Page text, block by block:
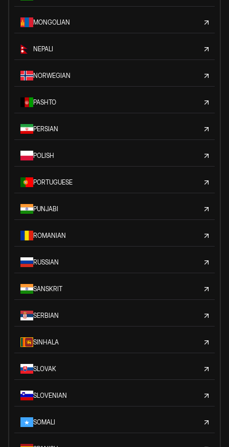
MONGOLIAN
NEPALI
NORWEGIAN
PASHTO
PERSIAN
POLISH
PORTUGUESE
PUNJABI
ROMANIAN
RUSSIAN
SANSKRIT
SERBIAN
SINHALA
SLOVAK
SLOVENIAN
SOMALI